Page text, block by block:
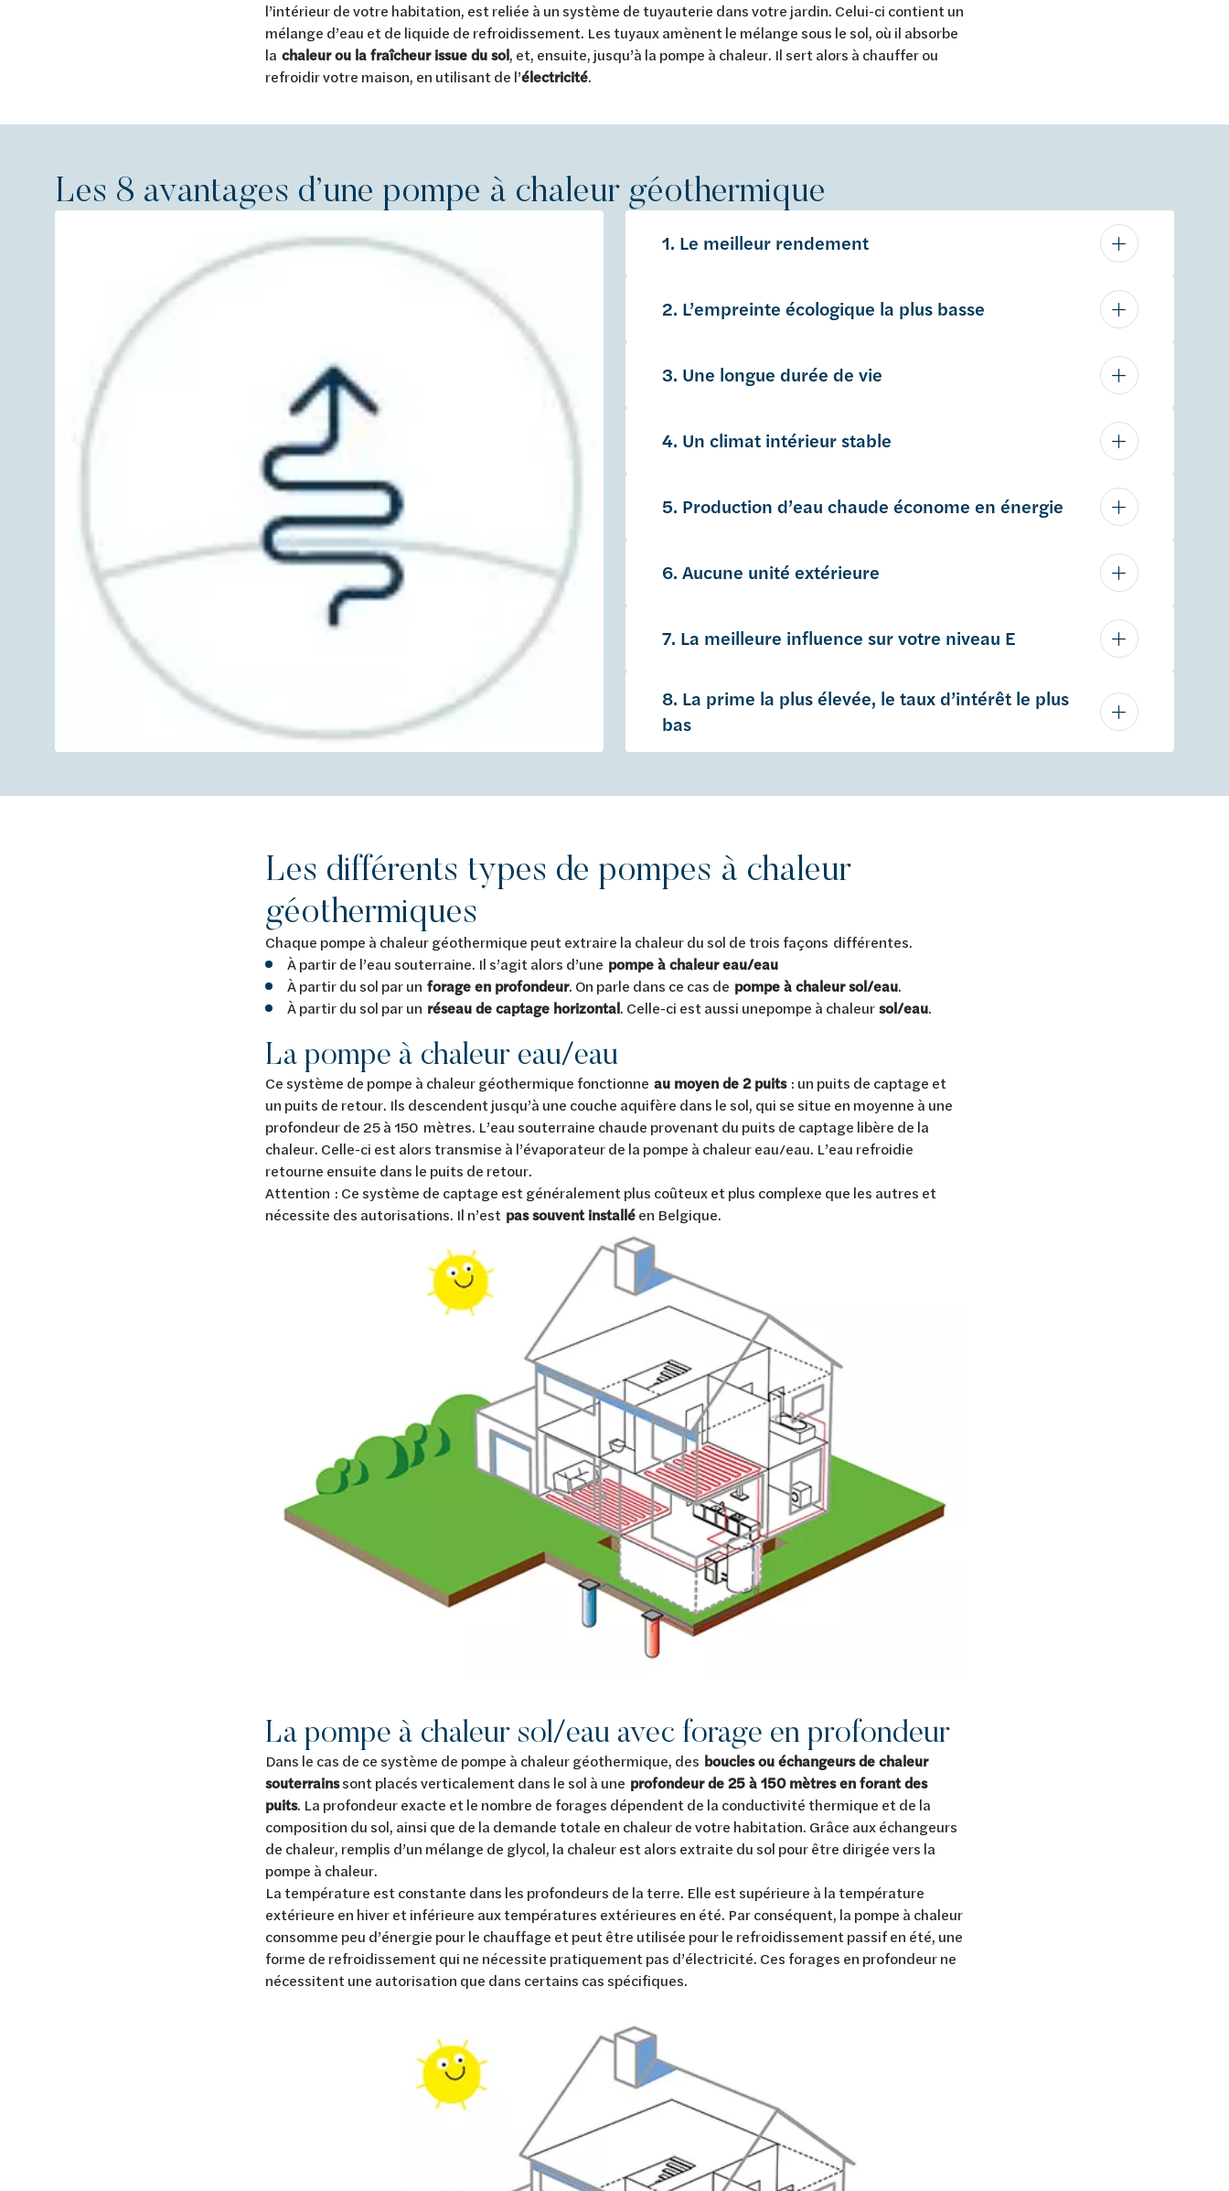
l’intérieur de votre habitation, est reliée à un système de tuyauterie dans votre jardin. Celui-ci contient un
mélange d’eau et de liquide de refroidissement. Les tuyaux amènent le mélange sous le sol, où il absorbe
la chaleur ou la fraîcheur issue du sol, et, ensuite, jusqu’à la pompe à chaleur. Il sert alors à chauffer ou
refroidir votre maison, en utilisant de l’électricité.
Les 8 avantages d’une pompe à chaleur géothermique
1. Le meilleur rendement
2. L’empreinte écologique la plus basse
3. Une longue durée de vie
4. Un climat intérieur stable
5. Production d’eau chaude économe en énergie
6. Aucune unité extérieure
7. La meilleure influence sur votre niveau E
8. La prime la plus élevée, le taux d’intérêt le plus
bas
Les différents types de pompes à chaleur
géothermiques
Chaque pompe à chaleur géothermique peut extraire la chaleur du sol de trois façons différentes.
À partir de l’eau souterraine. Il s’agit alors d’une pompe à chaleur eau/eau
À partir du sol par un forage en profondeur. On parle dans ce cas de pompe à chaleur sol/eau.
À partir du sol par un réseau de captage horizontal. Celle-ci est aussi unepompe à chaleursol/eau.
La pompe à chaleur eau/eau
Ce système de pompe à chaleur géothermique fonctionne au moyen de 2 puits: un puits de captage et
un puits de retour. Ils descendent jusqu’à une couche aquifère dans le sol, qui se situe en moyenne à une
profondeur de 25 à 150 mètres. L’eau souterraine chaude provenant du puits de captage libère de la
chaleur. Celle-ci est alors transmise à l’évaporateur de la pompe à chaleur eau/eau. L’eau refroidie
retourne ensuite dans le puits de retour.
Attention : Ce système de captage est généralement plus coûteux et plus complexe que les autres et
nécessite des autorisations. Il n’est pas souvent installéen Belgique.
La pompe à chaleur sol/eau avec forage en profondeur
Dans le cas de ce système de pompe à chaleur géothermique, des boucles ou échangeurs de chaleur
souterrainssont placés verticalement dans le sol à une profondeur de 25 à 150 mètres en forant des
puits. La profondeur exacte et le nombre de forages dépendent de la conductivité thermique et de la
composition du sol, ainsi que de la demande totale en chaleur de votre habitation. Grâce aux échangeurs
de chaleur, remplis d’un mélange de glycol, la chaleur est alors extraite du sol pour être dirigée vers la
pompe à chaleur.
La température est constante dans les profondeurs de la terre. Elle est supérieure à la température
extérieure en hiver et inférieure aux températures extérieures en été. Par conséquent, la pompe à chaleur
consomme peu d’énergie pour le chauffage et peut être utilisée pour le refroidissement passif en été, une
forme de refroidissement qui ne nécessite pratiquement pas d’électricité. Ces forages en profondeur ne
nécessitent une autorisation que dans certains cas spécifiques.